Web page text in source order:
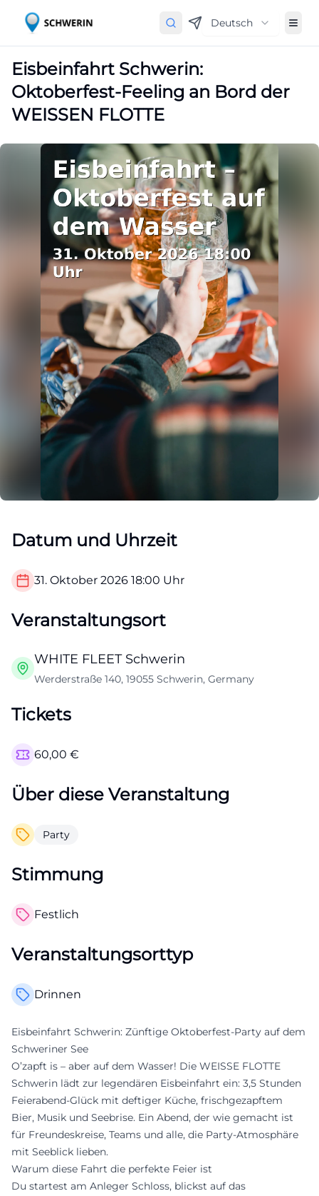
Deutsch
Eisbeinfahrt Schwerin:
Oktoberfest-Feeling an Bord der
WEISSEN FLOTTE
Datum und Uhrzeit
31. Oktober 2026 18:00 Uhr
Veranstaltungsort
WHITE FLEET Schwerin
Werderstraße 140, 19055 Schwerin, Germany
Tickets
60,00 €
Über diese Veranstaltung
Party
Stimmung
Festlich
Veranstaltungsorttyp
Drinnen
Eisbeinfahrt Schwerin: Zünftige Oktoberfest-Party auf dem
Schweriner See
O’zapft is – aber auf dem Wasser! Die WEISSE FLOTTE
Schwerin lädt zur legendären Eisbeinfahrt ein: 3,5 Stunden
Feierabend-Glück mit deftiger Küche, frischgezapftem
Bier, Musik und Seebrise. Ein Abend, der wie gemacht ist
für Freundeskreise, Teams und alle, die Party-Atmosphäre
mit Seeblick lieben.
Warum diese Fahrt die perfekte Feier ist
Du startest am Anleger Schloss, blickst auf das